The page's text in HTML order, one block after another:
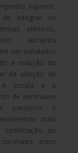
superior,
de integrar os
elétricos,
aumenta
ser instalados
a redução do
da adoção de
A escala e a
de aeronaves
parceiros e
mais
do
entre